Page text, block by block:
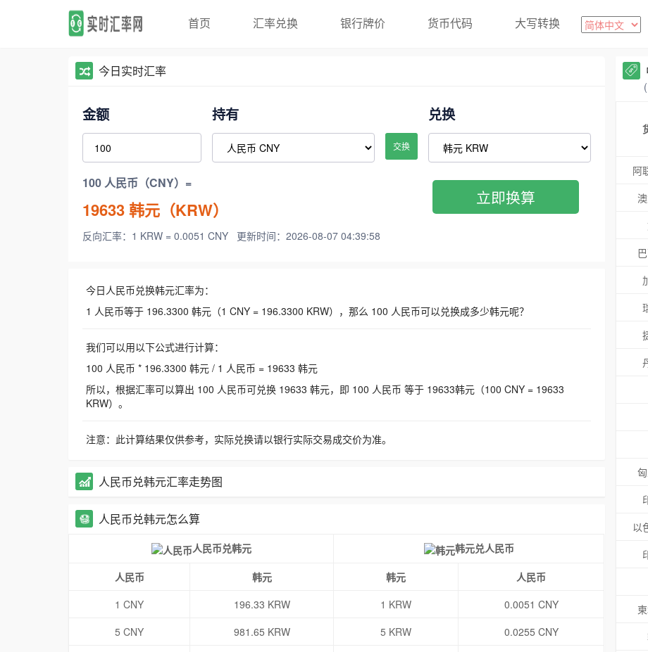
首页 汇率兑换 银行牌价 货币代码 大写转换
今日实时汇率
金额 持有
交换
兑换
100 人民币（CNY）=
19633韩元（KRW）
反向汇率：1 KRW = 0.0051 CNY 更新时间：2026-08-07 04:39:58
立即换算
今日人民币兑换韩元汇率为：
1 人民币等于 196.3300 韩元（1 CNY = 196.3300 KRW），那么 100 人民币可以兑换成多少韩元呢？
我们可以用以下公式进行计算：
100 人民币 * 196.3300 韩元 / 1 人民币 = 19633 韩元
所以，根据汇率可以算出 100 人民币可兑换 19633 韩元，即 100 人民币 等于 19633韩元（100 CNY = 19633
KRW）。
注意：此计算结果仅供参考，实际兑换请以银行实际交易成交价为准。
人民币兑韩元汇率走势图
人民币兑韩元怎么算
人民币兑韩元 韩元兑人民币
人民币 韩元 韩元
人民币
1 CNY
196.33 KRW 1 KRW
0.0051 CNY
5 CNY
981.65 KRW 5 KRW
0.0255 CNY
阿
以